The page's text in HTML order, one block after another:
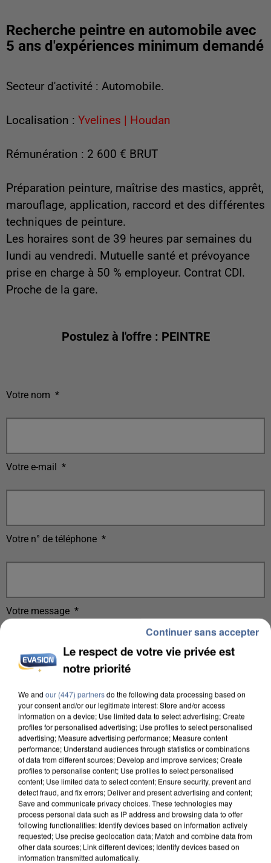
Recherche peintre en automobile avec
5 ans d'expériences minimum demandé
Secteur d'activité : Automobile.
Localisation : Yvelines | Houdan
Rémunération : 2 600 € BRUT
Préparation peinture, maîtrise des mastics, apprêt,
marouflage, application, raccord et des différentes
techniques de peinture.
Les horaires sont de 39 heures par semaines du
lundi au vendredi. Mutuelle santé et prévoyance
prise en charge à 50 % employeur. Contrat CDI.
Proche de la gare.
Postulez à l'offre : PEINTRE
Votre nom *
Votre e-mail *
Votre n° de téléphone *
Votre message *
Taille maximum : 500 caractères
Votre CV
L'upload de fichier est limité à 2Mo pour les images et PDF et 5Mo pour les
audios.
Votre lettre de motivation
Le respect de votre vie privée est
notre priorité
We and our (447) partnersdo the following data processing based on
your consent and/or our legitimate interest: Store and/or access
information on a device; Use limited data to select advertising; Create
profiles for personalised advertising; Use profiles to select personalised
advertising; Measure advertising performance; Measure content
performance; Understand audiences through statistics or combinations
of data from different sources; Develop and improve services; Create
profiles to personalise content; Use profiles to select personalised
content; Use limited data to select content; Ensure security, prevent and
detect fraud, and fix errors; Deliver and present advertising and content;
Save and communicate privacy choices. These technologies may
process personal data such as IP address and browsing data to offer
following functionalities: Identify devices based on information actively
requested; Use precise geolocation data; Match and combine data from
other data sources; Link different devices; Identify devices based on
information transmitted automatically.
Continuer sans accepter